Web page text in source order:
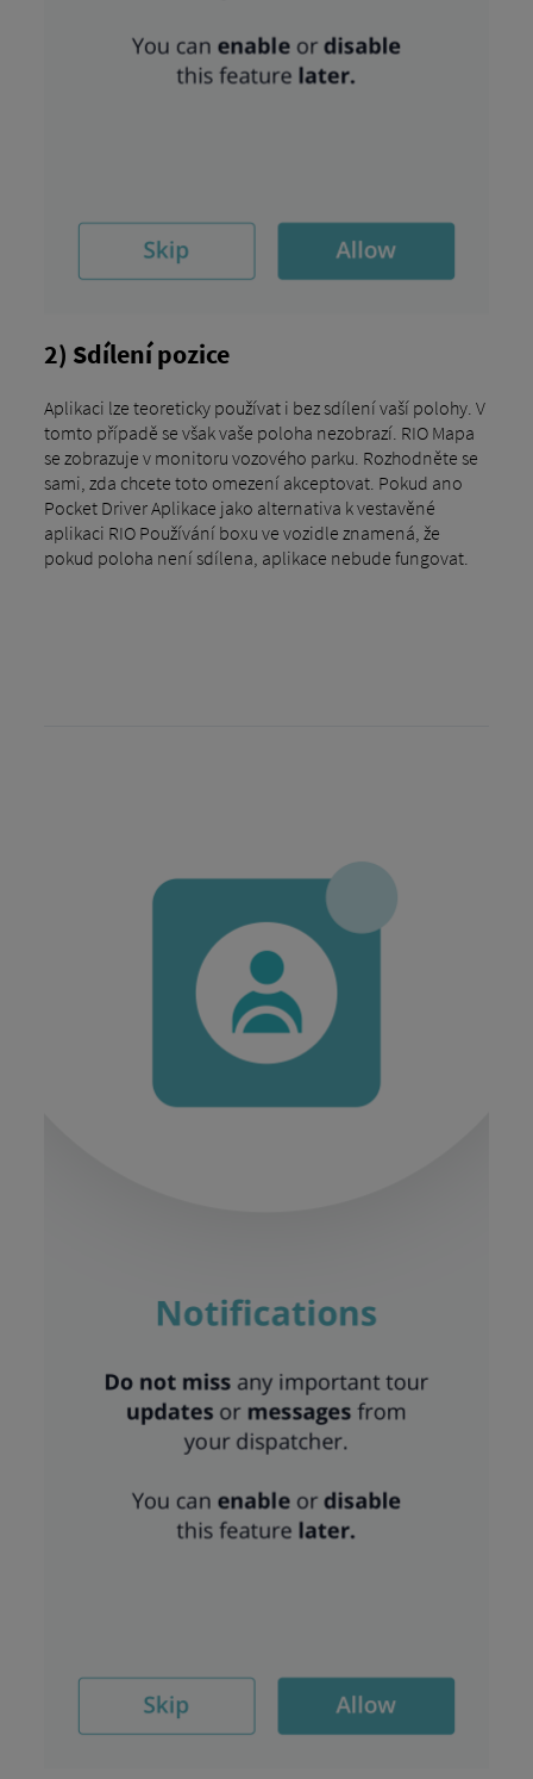
2) Sdílení pozice
Aplikaci lze teoreticky používat i bez sdílení vaší polohy. V
tomto případě se však vaše poloha nezobrazí. RIO Mapa
se zobrazuje v monitoru vozového parku. Rozhodněte se
sami, zda chcete toto omezení akceptovat. Pokud ano
Pocket Driver Aplikace jako alternativa k vestavěné
aplikaci RIO Používání boxu ve vozidle znamená, že
pokud poloha není sdílena, aplikace nebude fungovat.